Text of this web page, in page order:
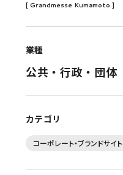
[ Grandmesse Kumamoto ]
業種
公共・行政・団体
カテゴリ
コーポレート・ブランドサイト